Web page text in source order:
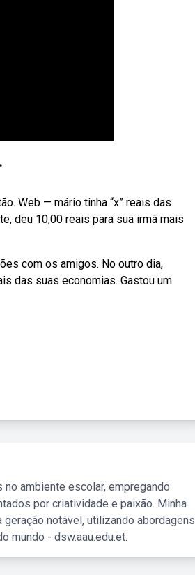
Web — mário tinha “x” reais das
deu 10,00 reais para sua irmã mais
com os amigos. No outro dia,
das suas economias. Gastou um
ambiente escolar, empregando
por criatividade e paixão. Minha
notável, utilizando abordagens
mundo - dsw.aau.edu.et.